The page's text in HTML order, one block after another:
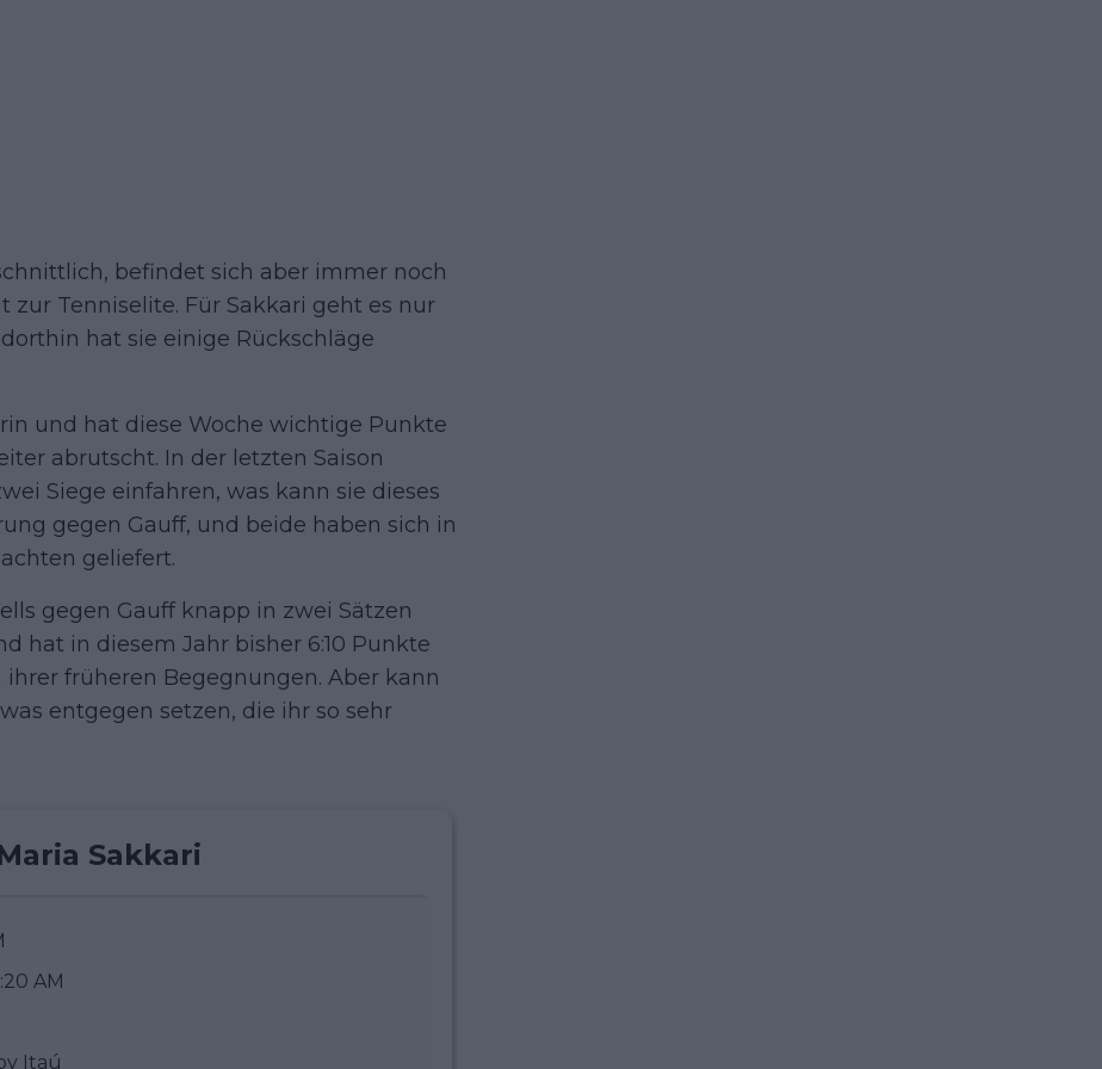
befindet sich aber immer noch
Tenniselite. Für Sakkari geht es nur
hat sie einige Rückschläge
und hat diese Woche wichtige Punkte
abrutscht. In der letzten Saison
Siege einfahren, was kann sie dieses
gegen Gauff, und beide haben sich in
geliefert.
gegen Gauff knapp in zwei Sätzen
hat in diesem Jahr bisher 6:10 Punkte
früheren Begegnungen. Aber kann
entgegen setzen, die ihr so sehr
Sakkari
AM
Itaú